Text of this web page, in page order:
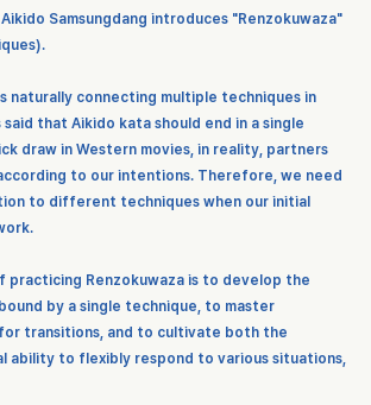
Samsungdang introduces "Renzokuwaza"
naturally connecting multiple techniques in
that Aikido kata should end in a single
draw in Western movies, in reality, partners
to our intentions. Therefore, we need
to different techniques when our initial
practicing Renzokuwaza is to develop the
by a single technique, to master
transitions, and to cultivate both the
ability to flexibly respond to various situations,